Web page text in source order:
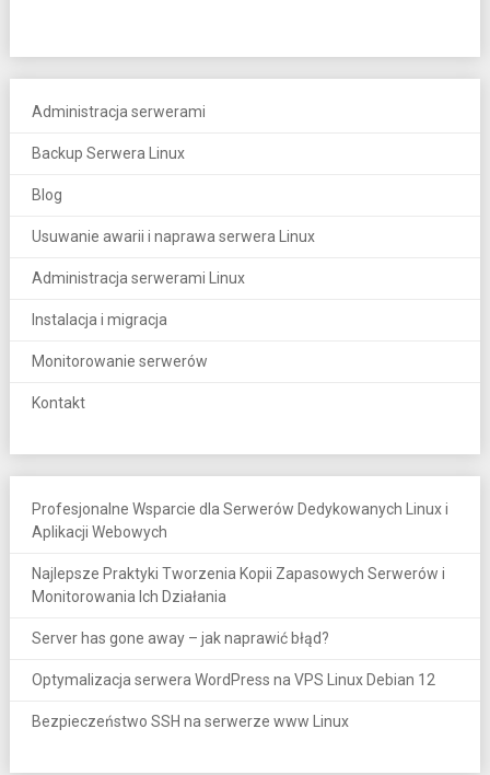
Administracja serwerami
Backup Serwera Linux
Blog
Usuwanie awarii i naprawa serwera Linux
Administracja serwerami Linux
Instalacja i migracja
Monitorowanie serwerów
Kontakt
Profesjonalne Wsparcie dla Serwerów Dedykowanych Linux i
Aplikacji Webowych
Najlepsze Praktyki Tworzenia Kopii Zapasowych Serwerów i
Monitorowania Ich Działania
Server has gone away – jak naprawić błąd?
Optymalizacja serwera WordPress na VPS Linux Debian 12
Bezpieczeństwo SSH na serwerze www Linux